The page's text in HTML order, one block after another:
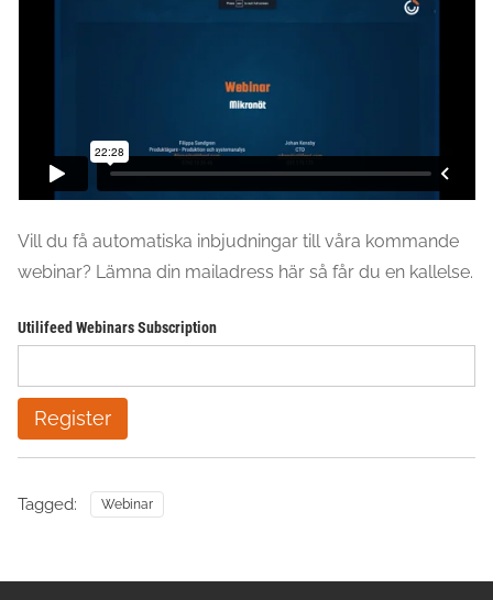
Vill du få automatiska inbjudningar till våra kommande
webinar? Lämna din mailadress här så får du en kallelse.
Utilifeed Webinars Subscription
Tagged: Webinar